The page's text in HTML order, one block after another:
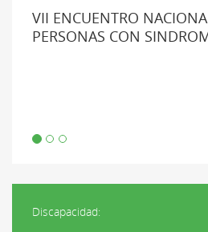
VII ENCUENTRO
PERSONAS CON
Discapacidad: